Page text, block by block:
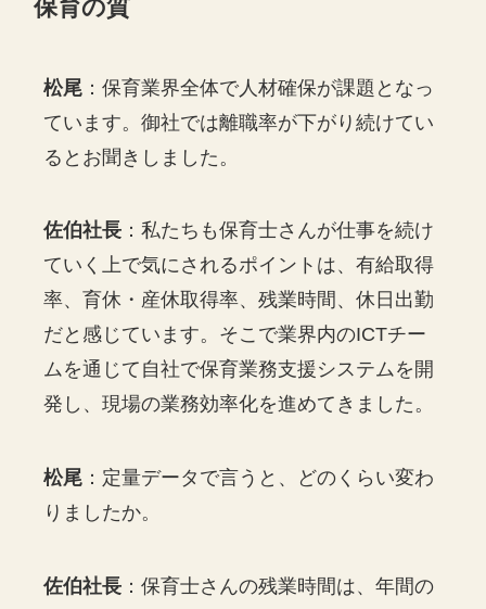
保育の質
松尾 ：保育業界全体で人材確保が課題となっ
ています。御社では離職率が下がり続けてい
るとお聞きしました。
佐伯社長 ：私たちも保育士さんが仕事を続け
ていく上で気にされるポイントは、有給取得
率、育休・産休取得率、残業時間、休日出勤
だと感じています。そこで業界内のICTチー
ムを通じて自社で保育業務支援システムを開
発し、現場の業務効率化を進めてきました。
松尾 ：定量データで言うと、どのくらい変わ
りましたか。
佐伯社長 ：保育士さんの残業時間は、年間の